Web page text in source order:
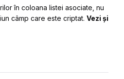
în coloana listei asociate, nu
câmp care este criptat. Vezi și